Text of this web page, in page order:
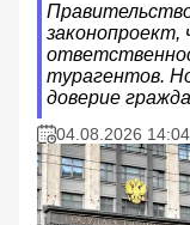
законопроект,
турагентов.
доверие
04.08.2026 14:04